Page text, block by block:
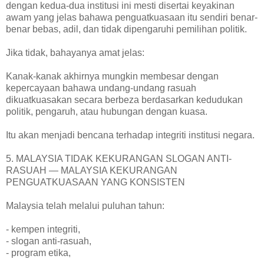
dengan kedua-dua institusi ini mesti disertai keyakinan
awam yang jelas bahawa penguatkuasaan itu sendiri benar-
benar bebas, adil, dan tidak dipengaruhi pemilihan politik.
Jika tidak, bahayanya amat jelas:
Kanak-kanak akhirnya mungkin membesar dengan
kepercayaan bahawa undang-undang rasuah
dikuatkuasakan secara berbeza berdasarkan kedudukan
politik, pengaruh, atau hubungan dengan kuasa.
Itu akan menjadi bencana terhadap integriti institusi negara.
5. MALAYSIA TIDAK KEKURANGAN SLOGAN ANTI-
RASUAH — MALAYSIA KEKURANGAN
PENGUATKUASAAN YANG KONSISTEN
Malaysia telah melalui puluhan tahun:
- kempen integriti,
- slogan anti-rasuah,
- program etika,